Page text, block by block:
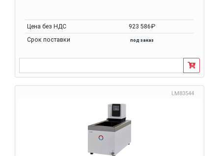
Цена без НДС
923 586₽
Срок поставки
под заказ
LM83544